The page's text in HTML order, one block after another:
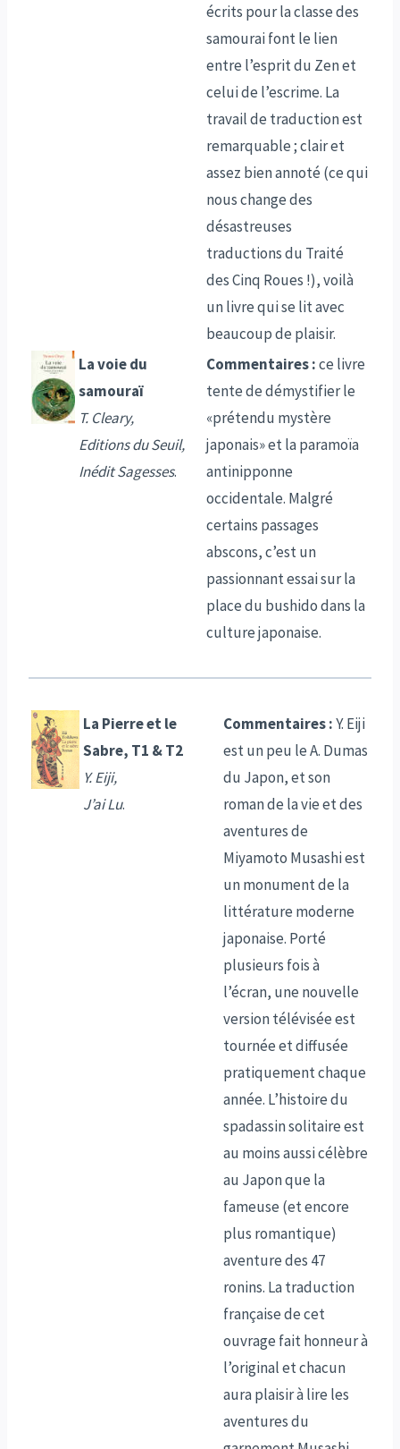
écrits pour la classe des
samourai font le lien
entre l’esprit du Zen et
celui de l’escrime. La
travail de traduction est
remarquable ; clair et
assez bien annoté (ce qui
nous change des
désastreuses
traductions du Traité
des Cinq Roues !), voilà
un livre qui se lit avec
beaucoup de plaisir.
La voie du
samouraï
T. Cleary,
Editions du Seuil,
Inédit Sagesses.
Commentaires :ce livre
tente de démystifier le
«prétendu mystère
japonais» et la paramoïa
antinipponne
occidentale. Malgré
certains passages
abscons, c’est un
passionnant essai sur la
place du bushido dans la
culture japonaise.
La Pierre et le
Sabre, T1 & T2
Y. Eiji,
J’ai Lu.
Commentaires :Y. Eiji
est un peu le A. Dumas
du Japon, et son
roman de la vie et des
aventures de
Miyamoto Musashi est
un monument de la
littérature moderne
japonaise. Porté
plusieurs fois à
l’écran, une nouvelle
version télévisée est
tournée et diffusée
pratiquement chaque
année. L’histoire du
spadassin solitaire est
au moins aussi célèbre
au Japon que la
fameuse (et encore
plus romantique)
aventure des 47
ronins. La traduction
française de cet
ouvrage fait honneur à
l’original et chacun
aura plaisir à lire les
aventures du